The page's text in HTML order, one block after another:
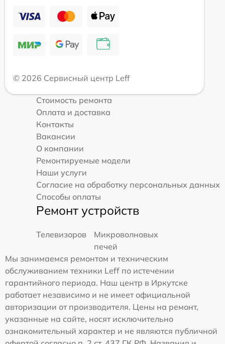
© 2026 Сервисный центр Leff
Стоимость ремонта
Оплата и доставка
Контакты
Вакансии
О компании
Ремонтируемые модели
Наши услуги
Согласие на обработку персональных данных
Способы оплаты
Ремонт устройств
Телевизоров
Микроволновых
печей
Мы занимаемся ремонтом и техническим
обслуживанием техники Leff по истечении
гарантийного периода. Наш центр в Иркутске
работает независимо и не имеет официальной
авторизации от производителя. Цены на ремонт,
указанные на сайте, носят исключительно
ознакомительный характер и не являются публичной